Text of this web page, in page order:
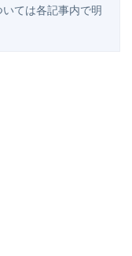
ては各記事内で明